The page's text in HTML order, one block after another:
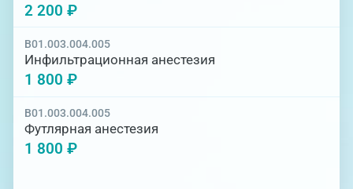
2 200 ₽
B01.003.004.005
Инфильтрационная анестезия
1 800 ₽
B01.003.004.005
Футлярная анестезия
1 800 ₽